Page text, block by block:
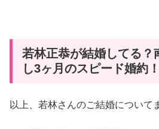
若林正恭が結婚してる？
し3ヶ月のスピード婚約
以上、若林さんのご結婚について